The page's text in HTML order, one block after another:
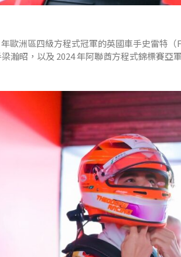
歐洲區四級方程式冠軍的英國車手史雷特
瀚昭，以及 2024 年阿聯酋方程式錦標賽亞